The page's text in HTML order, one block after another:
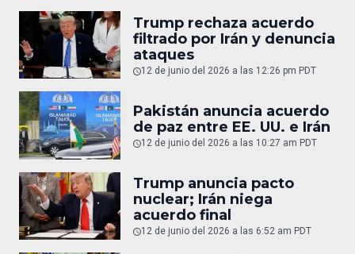
Trump rechaza acuerdo
filtrado por Irán y denuncia
ataques
12 de junio del 2026 a las 12:26 pm PDT
Pakistán anuncia acuerdo
de paz entre EE. UU. e Irán
12 de junio del 2026 a las 10:27 am PDT
Trump anuncia pacto
nuclear; Irán niega
acuerdo final
12 de junio del 2026 a las 6:52 am PDT